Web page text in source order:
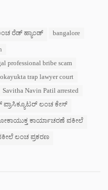
ರೆಡ್ ಹ್ಯಾಂಡ್ bangalore
professional bribe scam
trap lawyer court
Savitha Navin Patil arrested
ಪ್ರಾಸಿಕ್ಯೂಟರ್ ಲಂಚ ಕೇಸ್
ಕಾರ್ಯಾಚರಣೆ ವಕೀಲೆ
ಲಂಚ ಪ್ರಕರಣ